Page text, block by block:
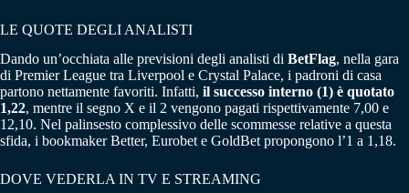
LE QUOTE DEGLI ANALISTI
Dando un’occhiata alle previsioni degli analisti di BetFlag, nella gara
di Premier League tra Liverpool e Crystal Palace, i padroni di casa
partono nettamente favoriti. Infatti, il successo interno (1) è quotato
1,22, mentre il segno X e il 2 vengono pagati rispettivamente 7,00 e
12,10. Nel palinsesto complessivo delle scommesse relative a questa
sfida, i bookmaker Better, Eurobet e GoldBet propongono l’1 a 1,18.
DOVE VEDERLA IN TV E STREAMING